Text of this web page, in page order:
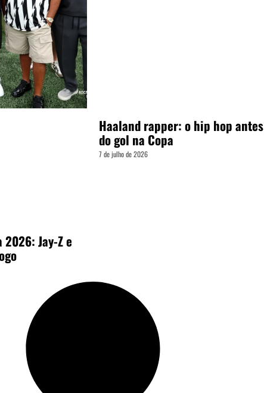
Jay-Z e
Haaland rapper: o hip hop antes
do gol na Copa
7 de julho de 2026